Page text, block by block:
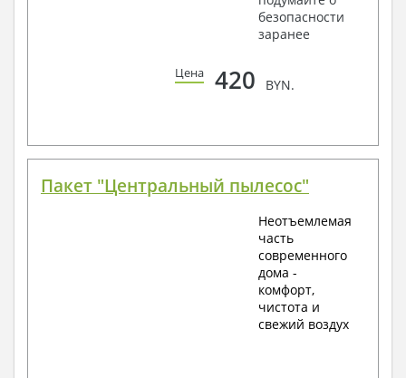
безопасности
заранее
Цена 420 BYN.
Пакет "Центральный пылесос"
Неотъемлемая
часть
современного
дома -
комфорт,
чистота и
свежий воздух